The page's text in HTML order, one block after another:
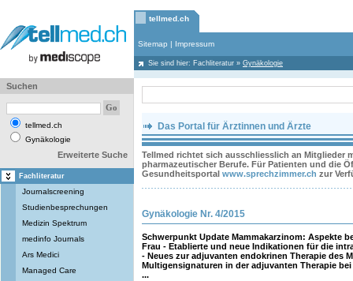
tellmed.ch
Sitemap | Impressum
Sie sind hier: Fachliteratur » Gynäkologie
Suchen
tellmed.ch
Gynäkologie
Erweiterte Suche
Fachliteratur
Journalscreening
Studienbesprechungen
Medizin Spektrum
medinfo Journals
Ars Medici
Managed Care
Das Portal für Ärztinnen und Ärzte
Tellmed richtet sich ausschliesslich an Mitglieder
pharmazeutischer Berufe. Für Patienten und die
Gesundheitsportal www.sprechzimmer.ch zur
Gynäkologie Nr. 4/2015
Schwerpunkt Update Mammakarzinom: Aspekte
Frau - Etablierte und neue Indikationen für die
- Neues zur adjuvanten endokrinen Therapie des
Multigensignaturen in der adjuvanten Therapie
...